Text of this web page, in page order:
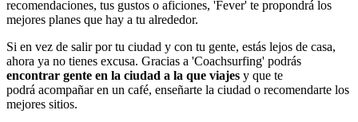
recomendaciones, tus gustos o aficiones, 'Fever' te propondrá los
mejores planes que hay a tu alrededor.
Si en vez de salir por tu ciudad y con tu gente, estás lejos de casa,
ahora ya no tienes excusa. Gracias a 'Coachsurfing' podrás
encontrar gente en la ciudad a la que viajes y que te
podrá acompañar en un café, enseñarte la ciudad o recomendarte los
mejores sitios.